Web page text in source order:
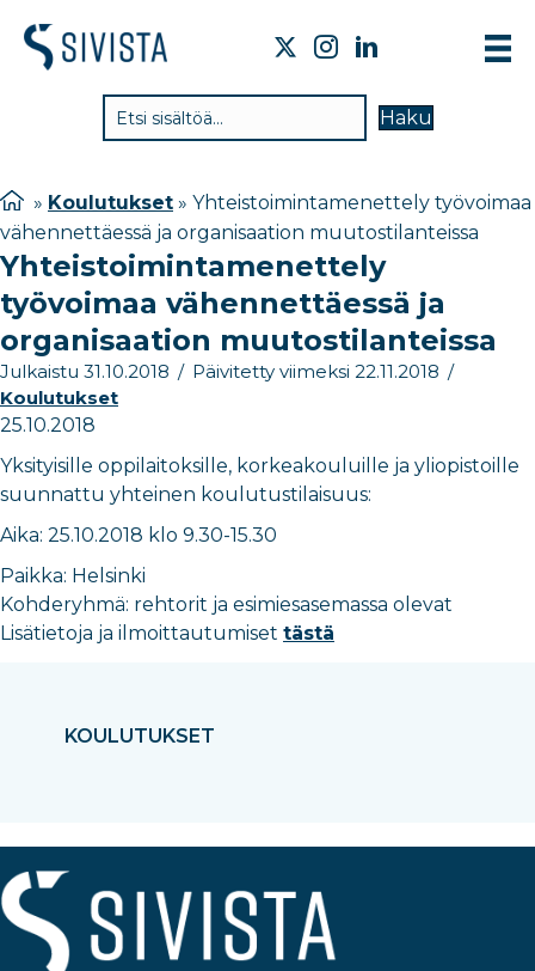
Haku
KOULUTUKSET
» Koulutukset » Yhteistoimintamenettely työvoimaa
vähennettäessä ja organisaation muutostilanteissa
Yhteistoimintamenettely
työvoimaa vähennettäessä ja
organisaation muutostilanteissa
Julkaistu 31.10.2018 / Päivitetty viimeksi 22.11.2018 /
Koulutukset
25.10.2018
Yksityisille oppilaitoksille, korkeakouluille ja yliopistoille
suunnattu yhteinen koulutustilaisuus:
Aika: 25.10.2018 klo 9.30-15.30
Paikka: Helsinki
Kohderyhmä: rehtorit ja esimiesasemassa olevat
Lisätietoja ja ilmoittautumiset tästä